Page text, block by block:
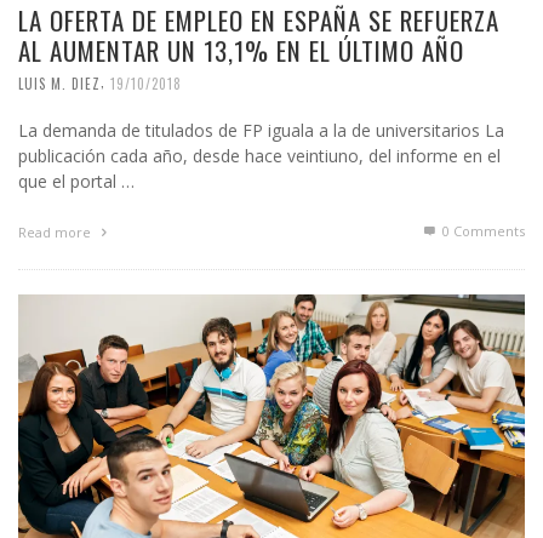
LA OFERTA DE EMPLEO EN ESPAÑA SE REFUERZA
AL AUMENTAR UN 13,1% EN EL ÚLTIMO AÑO
LUIS M. DIEZ, 19/10/2018
La demanda de titulados de FP iguala a la de universitarios La
publicación cada año, desde hace veintiuno, del informe en el
que el portal …
Read more 0 Comments